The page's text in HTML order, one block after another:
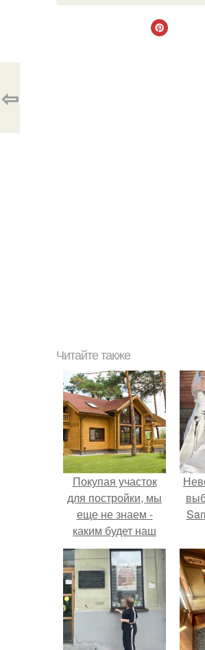
⇦
Читайте также
Покупая участок
для постройки, мы
еще не знаем -
каким будет наш
дом.
в